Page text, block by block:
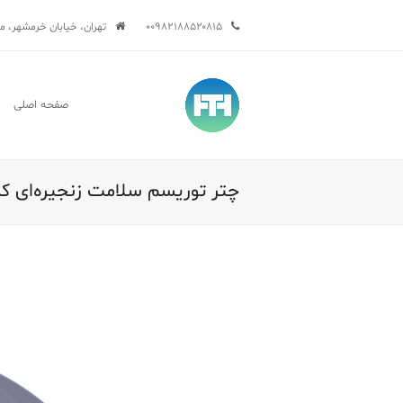
تهران، خیابان خرمشهر،
صفحه اصلی
چتر توریسم سلامت زنجیره‌ای